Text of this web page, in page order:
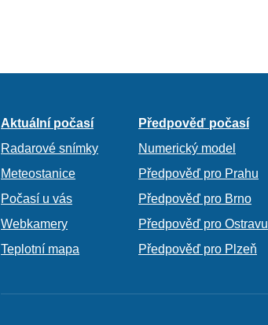
Aktuální počasí
Radarové snímky
Meteostanice
Počasí u vás
Webkamery
Teplotní mapa
Předpověď počasí
Numerický model
Předpověď pro Prahu
Předpověď pro Brno
Předpověď pro Ostravu
Předpověď pro Plzeň